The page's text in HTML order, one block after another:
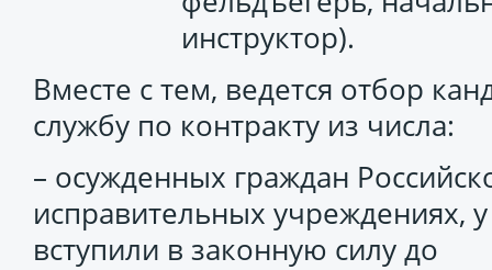
инструктор).
Вместе с тем, ведется отбор
службу по контракту из числа:
– осужденных граждан
исправительных учреждениях,
вступили в законную силу до